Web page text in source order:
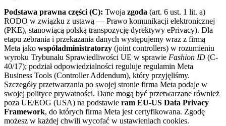
Podstawa prawna części (C): Twoja zgoda (art. 6 ust. 1 lit. a)
RODO w związku z ustawą — Prawo komunikacji elektronicznej
(PKE), stanowiącą polską transpozycję dyrektywy ePrivacy). Dla
etapu zebrania i przekazania danych występujemy wraz z firmą
Meta jako współadministratorzy (joint controllers) w rozumieniu
wyroku Trybunału Sprawiedliwości UE w sprawie Fashion ID (C-
40/17); podział odpowiedzialności reguluje regulamin Meta
Business Tools (Controller Addendum), który przyjęliśmy.
Szczegóły przetwarzania po swojej stronie firma Meta podaje w
swojej polityce prywatności. Dane mogą być przetwarzane również
poza UE/EOG (USA) na podstawie ram EU-US Data Privacy
Framework, do których firma Meta jest certyfikowana. Zgodę
możesz w każdej chwili wycofać w ustawieniach cookies.